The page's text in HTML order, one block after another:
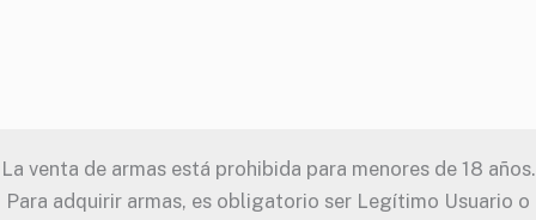
La venta de armas está prohibida para menores de 18 años.
Para adquirir armas, es obligatorio ser Legítimo Usuario o